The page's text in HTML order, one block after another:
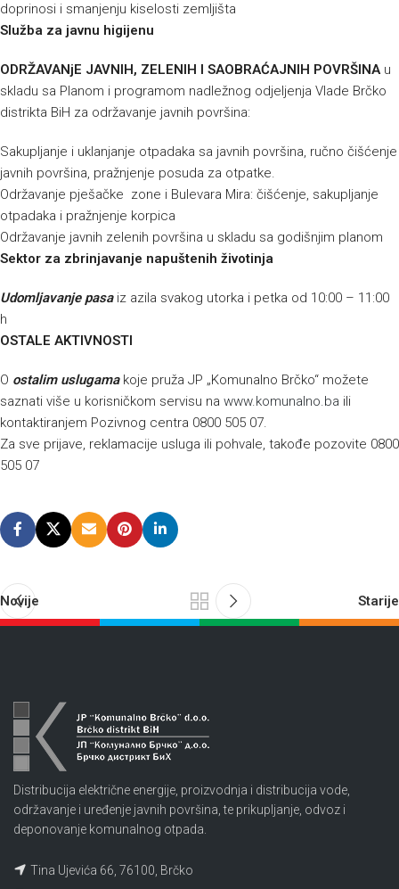
doprinosi i smanjenju kiselosti zemljišta
Služba za javnu higijenu
ODRŽAVANjE JAVNIH, ZELENIH I SAOBRAĆAJNIH POVRŠINAu
skladu sa Planom i programom nadležnog odjeljenja Vlade Brčko
distrikta BiH za održavanje javnih površina:
Sakupljanje i uklanjanje otpadaka sa javnih površina, ručno čišćenje
javnih površina, pražnjenje posuda za otpatke.
Održavanje pješačke zone i Bulevara Mira: čišćenje, sakupljanje
otpadaka i pražnjenje korpica
Održavanje javnih zelenih površina u skladu sa godišnjim planom
Sektor za zbrinjavanje napuštenih životinja
Udomljavanje pasaiz azila svakog utorka i petka od 10:00 – 11:00
h
OSTALE AKTIVNOSTI
O ostalim uslugamakoje pruža JP „Komunalno Brčko“ možete
saznati više u korisničkom servisu na www.komunalno.ba ili
kontaktiranjem Pozivnog centra 0800 505 07.
Za sve prijave, reklamacije usluga ili pohvale, takođe pozovite 0800
505 07
Novije Starije
Distribucija električne energije, proizvodnja i distribucija vode,
održavanje i uređenje javnih površina, te prikupljanje, odvoz i
deponovanje komunalnog otpada.
Tina Ujevića 66, 76100, Brčko